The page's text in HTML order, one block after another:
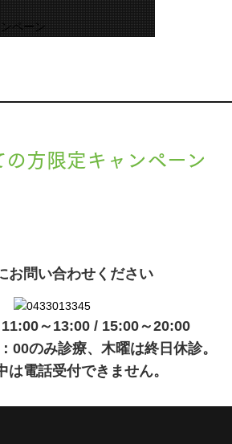
方限定キャンペーン
お問い合わせください
11:00～13:00 / 15:00～20:00
00のみ診療、木曜は終日休診。
は電話受付できません。